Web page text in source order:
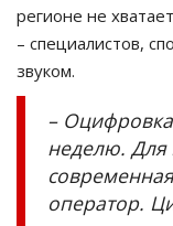
регионе не
– специалистов,
звуком.
–
неделю. Для
оператор.